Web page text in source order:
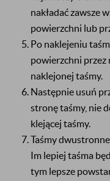
nakładać zawsze
powierzchni lub
Po naklejeniu
powierzchni przez
naklejonej taśmy.
Następnie usuń
stronę taśmy, nie
klejącej taśmy.
Taśmy
Im lepiej taśma
tym lepsze